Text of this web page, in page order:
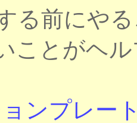
る前にや
ことがヘ
ンプレー